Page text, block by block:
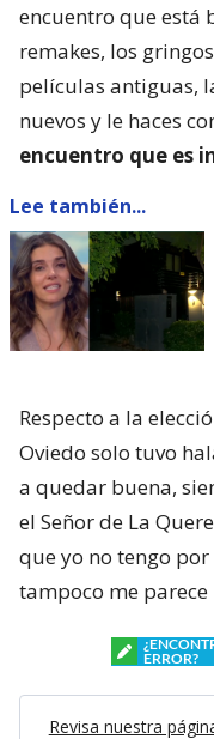
encuentro que está
remakes, los
películas antiguas,
nuevos y le haces
encuentro que es
Lee también...
Respecto a la
Oviedo solo tuvo
a quedar buena,
el Señor de La
que yo no tengo
tampoco me parece
ERROR?
Revisa nuestra